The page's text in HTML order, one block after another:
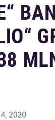
2020